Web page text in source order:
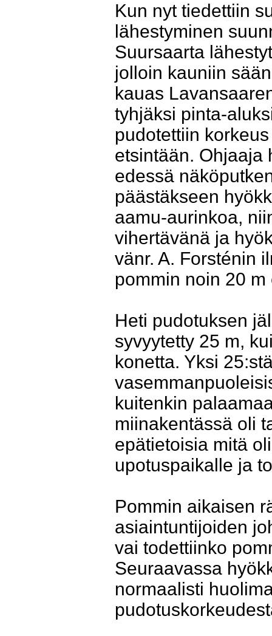
Kun nyt tiedettiin
lähestyminen
Suursaarta
jolloin kauniin
kauas
tyhjäksi pinta-
pudotettiin
etsintään. Ohjaaja
edessä
päästäkseen
aamu-aurinkoa,
vihertävänä ja
vänr. A. Forsténin
pommin noin 20
Heti pudotuksen
syvyytetty 25 m,
konetta. Yksi
kuitenkin
miinakentässä oli
epätietoisia mitä
upotuspaikalle ja
Pommin aikaisen
asiaintuntijoiden
vai todettiinko
Seuraavassa
normaalisti